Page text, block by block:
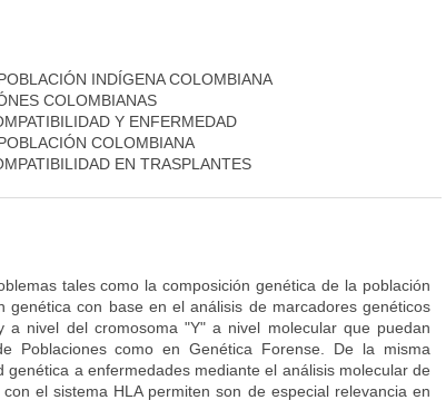
INDÍGENA COLOMBIANA
COLOMBIANAS
Y ENFERMEDAD
COLOMBIANA
EN TRASPLANTES
tales como la composición genética de la población
genética con base en el análisis de marcadores genéticos
a nivel del cromosoma "Y" a nivel molecular que puedan
Poblaciones como en Genética Forense. De la misma
genética a enfermedades mediante el análisis molecular de
el sistema HLA permiten son de especial relevancia en